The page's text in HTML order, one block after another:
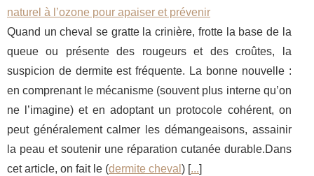
naturel à l’ozone pour apaiser et prévenir
Quand un cheval se gratte la crinière, frotte la base de la
queue ou présente des rougeurs et des croûtes, la
suspicion de dermite est fréquente. La bonne nouvelle :
en comprenant le mécanisme (souvent plus interne qu’on
ne l’imagine) et en adoptant un protocole cohérent, on
peut généralement calmer les démangeaisons, assainir
la peau et soutenir une réparation cutanée durable.Dans
cet article, on fait le (dermite cheval ) [...]